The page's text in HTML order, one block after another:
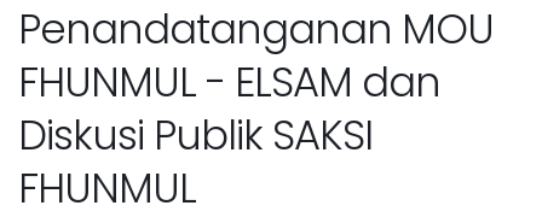
Penandatanganan MOU
FHUNMUL - ELSAM dan
Diskusi Publik SAKSI
FHUNMUL